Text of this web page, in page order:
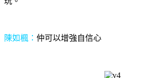
陳如楓： 仲可以增強自信心